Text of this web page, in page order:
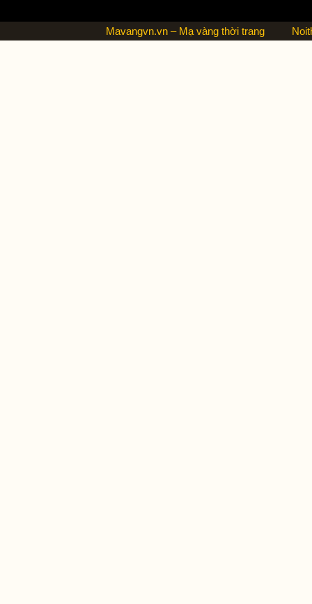
Mavangvn.vn – Mạ vàng thời trang